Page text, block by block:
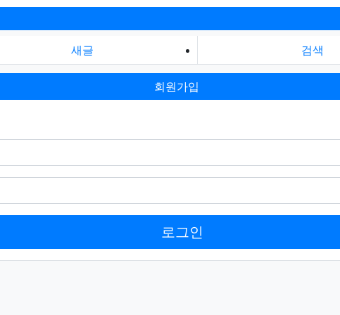
새글 검색
회원가입
로그인